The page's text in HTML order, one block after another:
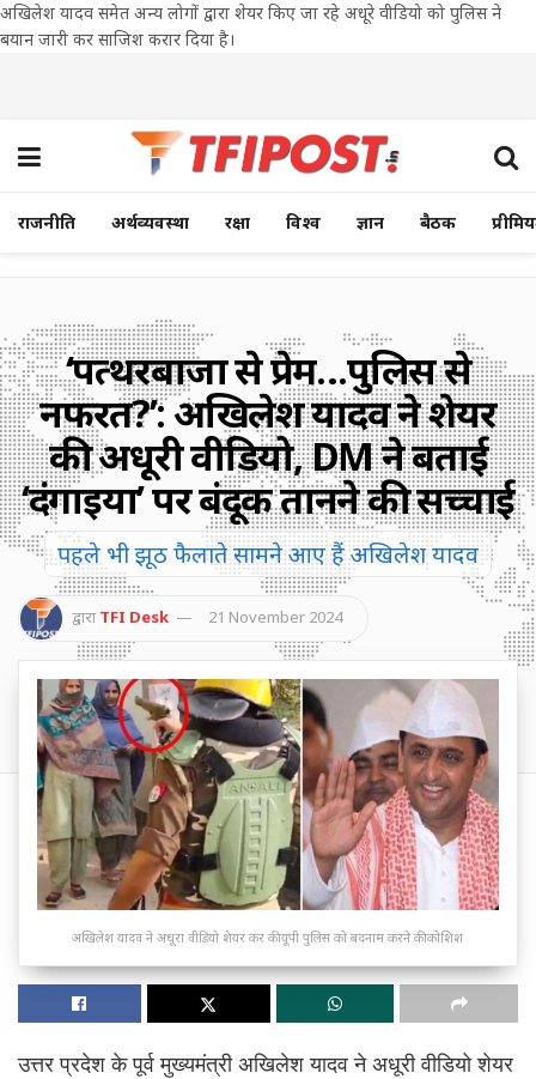
अखिलेश यादव समेत अन्य लोगों द्वारा शेयर किए जा रहे अधूरे वीडियो को पुलिस ने
बयान जारी कर साजिश करार दिया है।
राजनीति अर्थव्यवस्था रक्षा विश्व ज्ञान बैठक
‘पत्थरबाजों से प्रेम…पुलिस से
नफरत?’: अखिलेश यादव ने शेयर
की अधूरी वीडियो, DM ने बताई
‘दंगाइयों’ पर बंदूक तानने की सच्चाई
पहले भी झूठ फैलाते सामने आए हैं अखिलेश यादव
द्वारा TFI Desk 21 November 2024
अखिलेश यादव ने अधूरा वीडियो शेयर कर की यूपी पुलिस को बदनाम करने की कोशिश
उत्तर प्रदेश के पूर्व मुख्यमंत्री अखिलेश यादव ने अधूरी वीडियो शेयर